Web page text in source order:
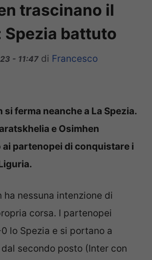
trascinano il
Spezia battuto
- 11:47 di Francesco
si ferma neanche a La Spezia.
e Osimhen
partenopei di conquistare i
ha nessuna intenzione di
corsa. I partenopei
lo Spezia e si portano a
secondo posto (Inter con